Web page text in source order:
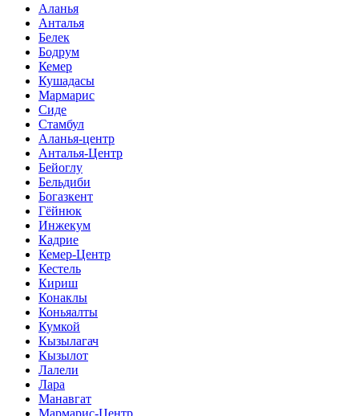
Аланья
Анталья
Белек
Бодрум
Кемер
Кушадасы
Мармарис
Сиде
Стамбул
Аланья-центр
Анталья-Центр
Бейоглу
Бельдиби
Богазкент
Гёйнюк
Инжекум
Кадрие
Кемер-Центр
Кестель
Кириш
Конаклы
Коньяалты
Кумкой
Кызылагач
Кызылот
Лалели
Лара
Манавгат
Мармарис-Центр